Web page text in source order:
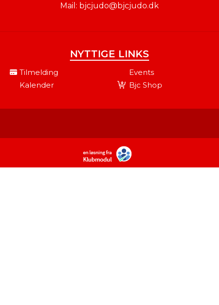
Mail: bjcjudo@bjcjudo.dk
NYTTIGE LINKS
Tilmelding
Events
Kalender
Bjc Shop